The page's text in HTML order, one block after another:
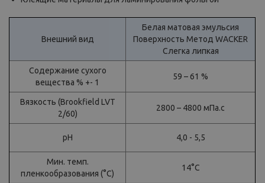
Внешний вид
Белая матовая эмульсия
Поверхность Метод WACKER
Слегка липкая
Содержание сухого
вещества % +- 1
59 – 61 %
Вязкость (Brookfield LVT
2/60)
2800 – 4800 мПа.с
pH 4,0 - 5,5
Мин. темп.
пленкообразования (°C)
14°C